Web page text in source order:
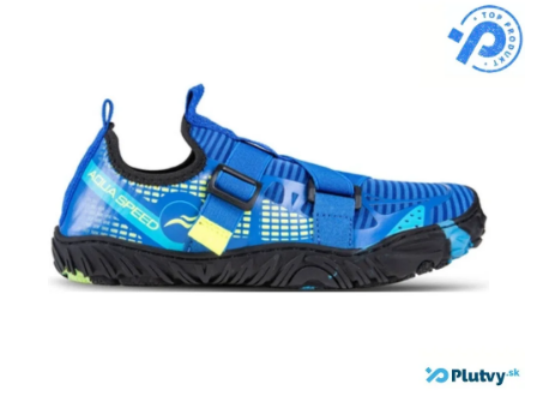
VŠETKO PRE DETI
HRAČKY DO VODY
PODVODNÉ SKÚTRE